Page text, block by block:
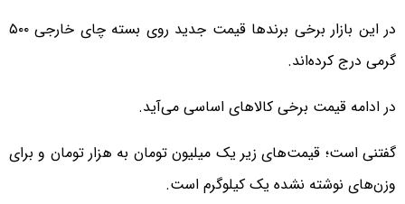
در این بازار برخی برندها قیمت جدید روی بسته چای خارجی ۵۰۰
گرمی درج کرده‌اند.
در ادامه قیمت برخی کالاهای اساسی می‌آید.
گفتنی است؛ قیمت‌های زیر یک میلیون تومان به هزار تومان و برای
وزن‌های نوشته نشده یک کیلوگرم است.